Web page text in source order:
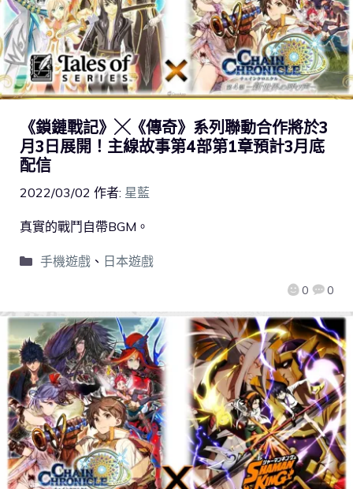
《鎖鏈戰記》╳《傳奇》系列聯動合作將於3
月3日展開！主線故事第4部第1章預計3月底
配信
2022/03/02 作者: 星藍
0 0
真實的戰鬥自帶BGM。
手機遊戲、 日本遊戲